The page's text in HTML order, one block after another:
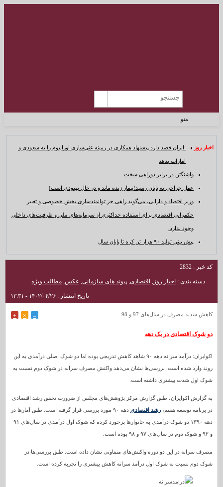
منو
اخبار روز : ایران قصد دارد پیشنهاد همکاری در زمینه غنی‌سازی اورانیوم را به سعودی و
امارات بدهد
واشنگتن در برابر دوراهی سخت
عمل جراحی به پایان رسید؛بیمار زنده ماند و در حال بهبودی است!
وزیر اقتصاد و دارایی، می‌گوید راهی جز توانمندسازی بخش خصوصی و تغییر
حکمرانی اقتصادی برای استفاده حداکثری از سرمایه‌های ملی و ظرفیت‌های داخلی
وجود ندارد.
پیش بینی تولید ۹۰ هزار تن کره تا پایان سال
کد خبر : 2832
دسته بندی : اخبار روز , اقتصادی,پیوند های سازمانی, عکس,مطالب ویژه
تاریخ انتشار : ۱۴۰۲/۰۴/۲۶ - ۱۳:۳۱
–
×
+ کاهش شدید مصرف در سال‌های 97 و 98
دو شوک اقتصادی در یک دهه
اکوایران: درآمد سرانه دهه ۹۰ شاهد کاهش تدریجی بوده اما دو شوک اصلی درآمدی به این
روند وارد شده است. بررسی‌ها نشان می‌دهد واکنش مصرف سرانه در شوک دوم نسبت به
شوک اول شدت بیشتری داشته است.
به گزارش اکوایران، طبق گزارش مرکز پژوهش‌های مجلس از ضرورت تحقق رشد اقتصادی
در برنامه توسعه هفتم،رشد اقتصادی
دهه ۹۰ مورد بررسی قرار گرفته است. طبق آمارها در
دهه ۱۳۹۰ دو شوک درآمدی به خانوارها برخورد کرده که شوک اول درآمدی در سال‌های ۹۱
و ۹۲ و شوک دوم در سال‌های ۹۷ و ۹۸ بوده است.
مصرف سرانه در این دو دوره واکنش‌های متفاوتی نشان داده است. طبق بررسی‌ها در
شوک دوم نسبت به شوک اول درآمد سرانه کاهش بیشتری را تجربه کرده است.